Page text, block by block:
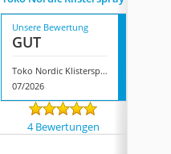
Unsere Bewertung
GUT
Toko Nordic Klisterspray
07/2026
4 Bewertungen